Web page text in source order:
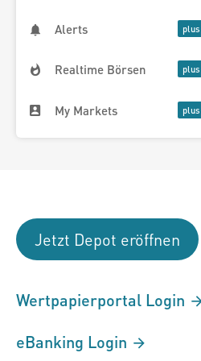
Alerts
Realtime Börsen
My Markets
Jetzt Depot eröffnen
Wertpapierportal Login
eBanking Login